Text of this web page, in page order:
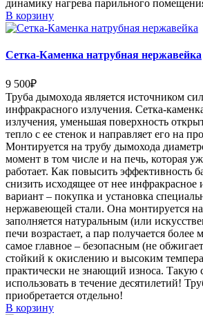
динамику нагрева парильного
В корзину
Сетка-Каменка натрубная нержавейка
9 500₽
Труба дымохода является источником
инфракрасного излучения. Сетка-
излучения, уменьшая поверхность
тепло с ее стенок и направляет его на
Монтируется на трубу дымохода
момент в том числе и на печь, которая
работает. Как повысить эффективность
снизить исходящее от нее
вариант – покупка и установка
нержавеющей стали. Она монтируется
заполняется натуральным (или
печи возрастает, а пар получается
самое главное – безопасным (не
стойкий к окислению и высоким
практически не знающий износа. Такую
использовать в течение десятилетий!
приобретается отдельно!
В корзину